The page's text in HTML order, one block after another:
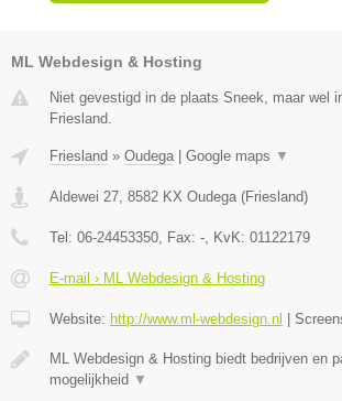
ML Webdesign & Hosting
Niet gevestigd in de plaats Sneek, maar wel
Friesland.
Friesland » Oudega| Google maps ▼
Aldewei 27, 8582 KX Oudega(Friesland)
Tel: 06-24453350, Fax: -, KvK: 01122179
E-mail › ML Webdesign & Hosting
Website: http://www.ml-webdesign.nl
ML Webdesign & Hosting biedt bedrijven en
mogelijkheid ▼